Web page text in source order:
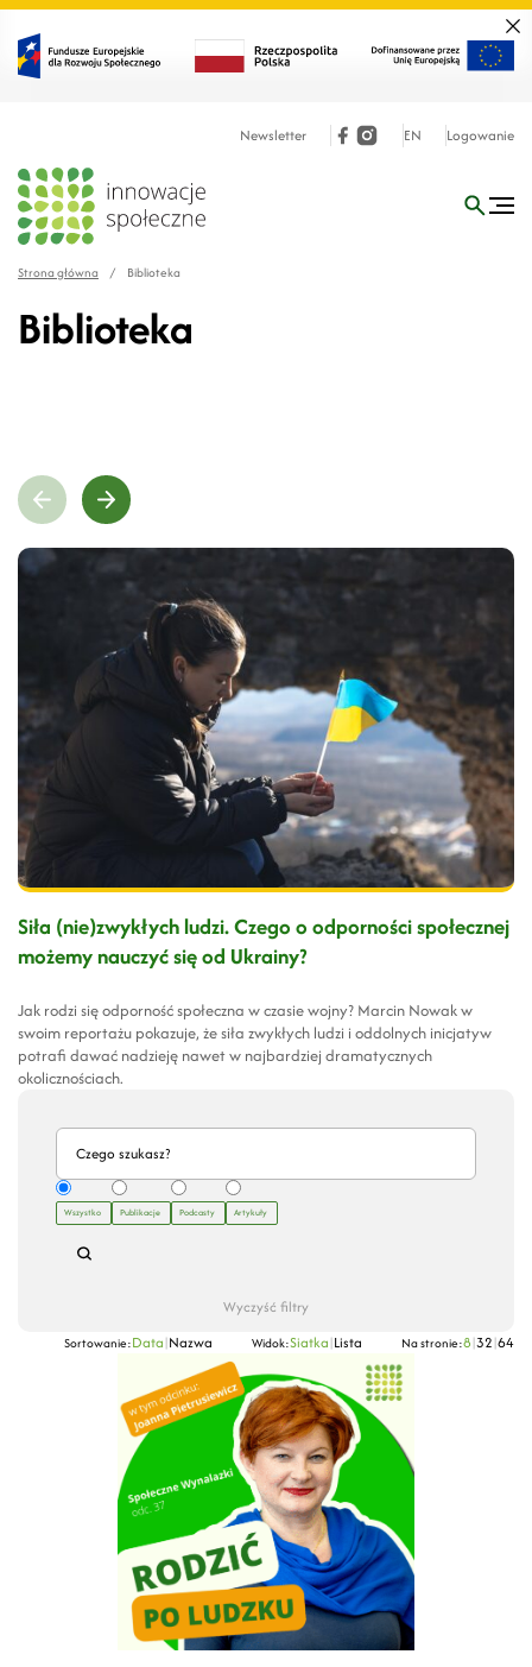
Newsletter EN Logowanie
Strona główna / Biblioteka
Biblioteka
Siła (nie)zwykłych ludzi. Czego o odporności społecznej
możemy nauczyć się od Ukrainy?
Jak rodzi się odporność społeczna w czasie wojny? Marcin Nowak w
swoim reportażu pokazuje, że siła zwykłych ludzi i oddolnych inicjatyw
potrafi dawać nadzieję nawet w najbardziej dramatycznych
okolicznościach.
Wszystko Publikacje Podcasty Artykuły
Wyczyść filtry
Sortowanie:Data|Nazwa Widok:Siatka|Lista Na stronie:8|32|64